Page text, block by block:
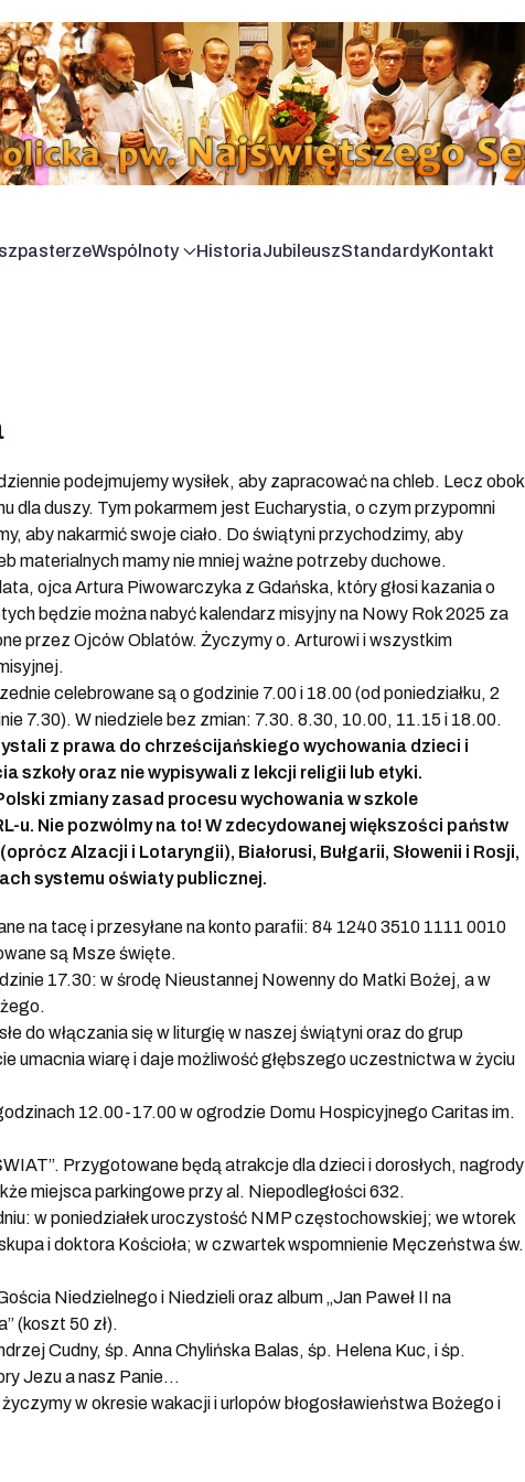
Wspólnoty HistoriaJubileuszStandardyKontakt
podejmujemy wysiłek, aby zapracować na chleb. Lecz obok
dla duszy. Tym pokarmem jest Eucharystia, o czym przypomni
aby nakarmić swoje ciało. Do świątyni przychodzimy, aby
materialnych mamy nie mniej ważne potrzeby duchowe.
ojca Artura Piwowarczyka z Gdańska, który głosi kazania o
będzie można nabyć kalendarz misyjny na Nowy Rok 2025 za
przez Ojców Oblatów. Życzymy o. Arturowi i wszystkim
celebrowane są o godzinie 7.00 i 18.00 (od poniedziałku, 2
7.30). W niedziele bez zmian: 7.30. 8.30, 10.00, 11.15 i 18.00.
z prawa do chrześcijańskiego wychowania dzieci i
szkoły oraz nie wypisywali z lekcji religii lub etyki.
zmiany zasad procesu wychowania w szkole
u. Nie pozwólmy na to! W zdecydowanej większości państw
Alzacji i Lotaryngii), Białorusi, Bułgarii, Słowenii i Rosji,
systemu oświaty publicznej.
na tacę i przesyłane na konto parafii: 84 1240 3510 1111 0010
są Msze święte.
17.30: w środę Nieustannej Nowenny do Matki Bożej, a w
do włączania się w liturgię w naszej świątyni oraz do grup
umacnia wiarę i daje możliwość głębszego uczestnictwa w życiu
12.00-17.00 w ogrodzie Domu Hospicyjnego Caritas im.
Przygotowane będą atrakcje dla dzieci i dorosłych, nagrody
miejsca parkingowe przy al. Niepodległości 632.
w poniedziałek uroczystość NMP częstochowskiej; we wtorek
i doktora Kościoła; w czwartek wspomnienie Męczeństwa św.
Niedzielnego i Niedzieli oraz album „Jan Paweł II na
(koszt 50 zł).
Cudny, śp. Anna Chylińska Balas, śp. Helena Kuc, i śp.
Jezu a nasz Panie…
w okresie wakacji i urlopów błogosławieństwa Bożego i